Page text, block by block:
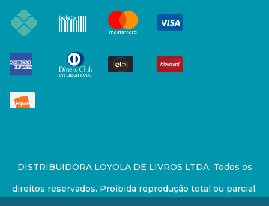
DISTRIBUIDORA LOYOLA DE LIVROS LTDA. Todos os
direitos reservados. Proibida reprodução total ou parcial.